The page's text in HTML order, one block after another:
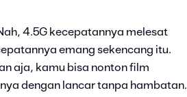
4.5G kecepatannya melesat
emang sekencang itu.
aja, kamu bisa nonton film
dengan lancar tanpa hambatan.